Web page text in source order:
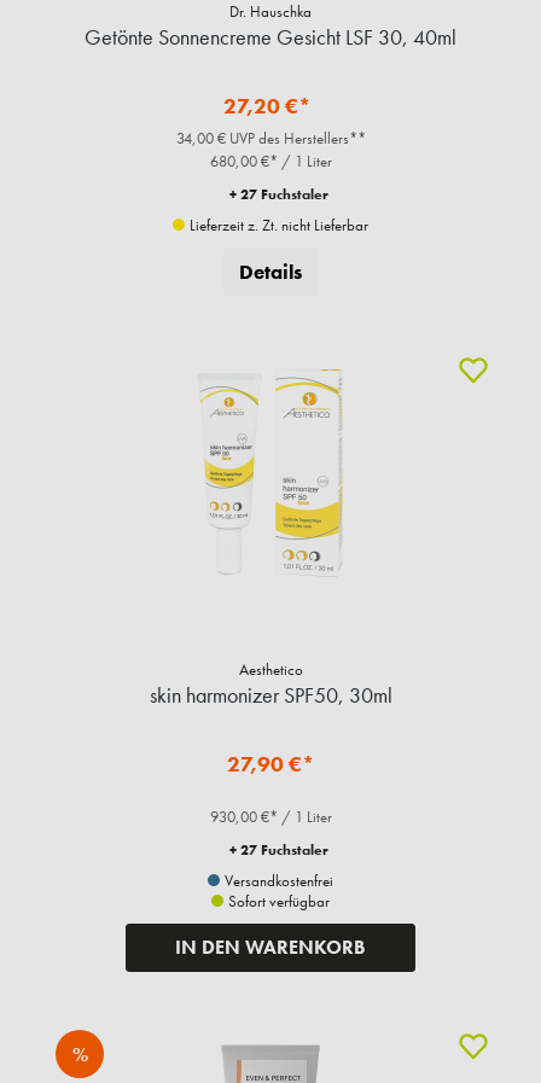
Dr. Hauschka
Getönte Sonnencreme Gesicht LSF 30, 40ml
27,20 €*
34,00 € UVP des Herstellers**
680,00 €* / 1 Liter
+ 27 Fuchstaler
Lieferzeit z. Zt. nicht Lieferbar
Details
Aesthetico
skin harmonizer SPF50, 30ml
27,90 €*
930,00 €* / 1 Liter
+ 27 Fuchstaler
Versandkostenfrei
Sofort verfügbar
IN DEN WARENKORB
%